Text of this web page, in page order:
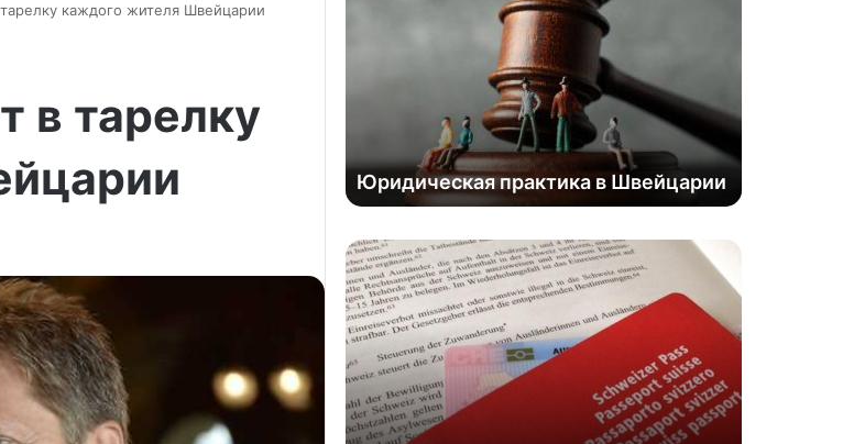
тарелку каждого жителя Швейцарии
в тарелку
Юридическая практика в Швейцарии